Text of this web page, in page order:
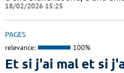
18/02/2026 15:25
PAGES
relevance: 100%
Et si j'ai mal et si